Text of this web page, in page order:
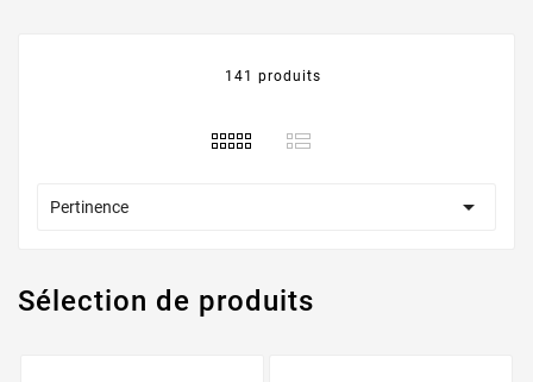
141 produits
Pertinence 
Sélection de produits